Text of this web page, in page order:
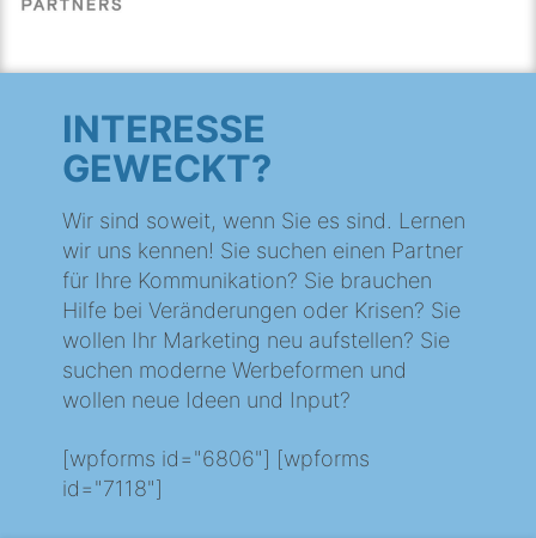
INTERESSE
GEWECKT?
Wir sind soweit, wenn Sie es sind. Lernen
wir uns kennen! Sie suchen einen Partner
für Ihre Kommunikation? Sie brauchen
Hilfe bei Veränderungen oder Krisen? Sie
wollen Ihr Marketing neu aufstellen? Sie
suchen moderne Werbeformen und
wollen neue Ideen und Input?
[wpforms id="6806"] [wpforms
id="7118"]